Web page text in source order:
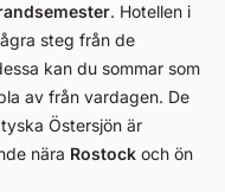
. Hotellen i
steg från de
kan du sommar som
av från vardagen. De
Östersjön är
nära Rostock och ön